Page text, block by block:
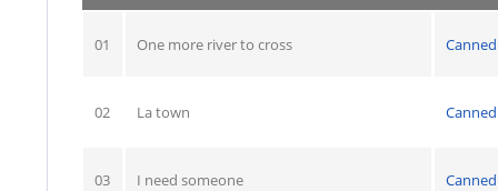
01 One more river to cross
02 La town
03 I need someone